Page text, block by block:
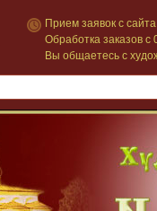
Прием заявок с
Обработка заказов с
Вы общаетесь с